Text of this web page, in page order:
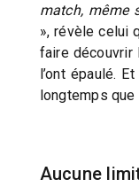
match, même
», révèle celui
faire découvrir
l’ont épaulé.
longtemps que
Aucune